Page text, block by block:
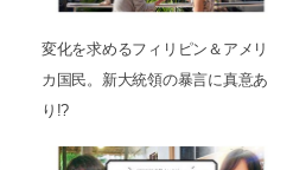
変化を求めるフィリピン＆アメリ
カ国民。新大統領の暴言に真意あ
り!?